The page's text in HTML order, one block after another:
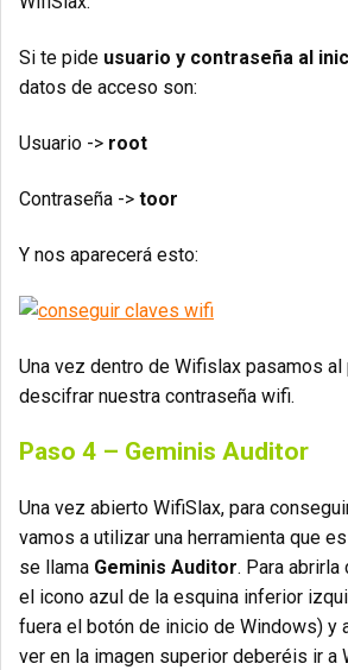
Si te pide usuario y contraseña al
datos de acceso son:
Usuario -> root
Contraseña -> toor
Y nos aparecerá esto:
Una vez dentro de Wifislax pasamos al
descifrar nuestra contraseña wifi.
Paso 4 – Geminis Auditor
Una vez abierto WifiSlax, para
vamos a utilizar una herramienta que
se llama Geminis Auditor. Para
el icono azul de la esquina inferior
fuera el botón de inicio de Windows) y
ver en la imagen superior deberéis ir a